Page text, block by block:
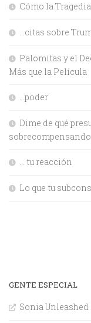
Cómo la
…citas sobre
Palomitas y el
Más que la Película
…poder
Dime de qué
sobrecompensando
… tu reacción
Lo que tu
GENTE ESPECIAL
Sonia Unleashed